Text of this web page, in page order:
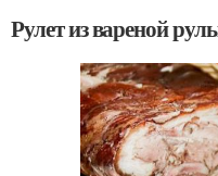
Рулет из вареной